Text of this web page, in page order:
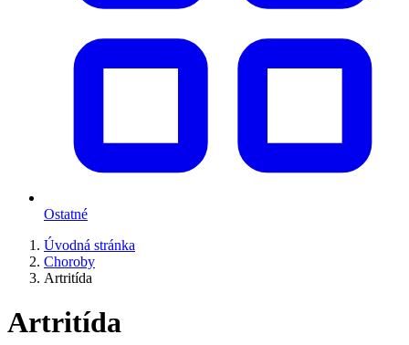
Ostatné
Úvodná stránka
Choroby
Artritída
Artritída